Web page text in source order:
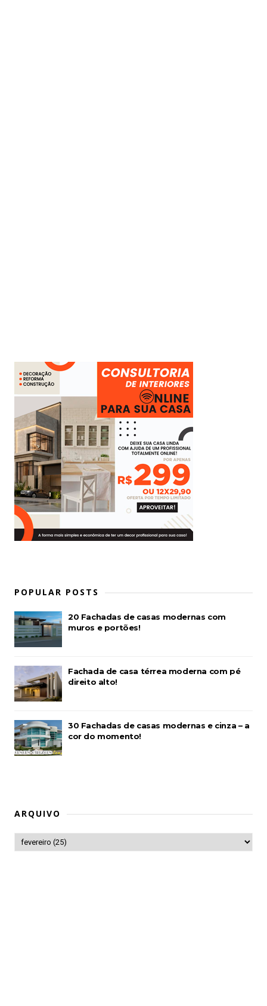
POPULAR POSTS
20 Fachadas de casas modernas com
muros e portões!
Fachada de casa térrea moderna com pé
direito alto!
30 Fachadas de casas modernas e cinza – a
cor do momento!
ARQUIVO